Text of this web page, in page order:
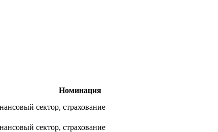
Номинация
сектор, страхование
сектор, страхование